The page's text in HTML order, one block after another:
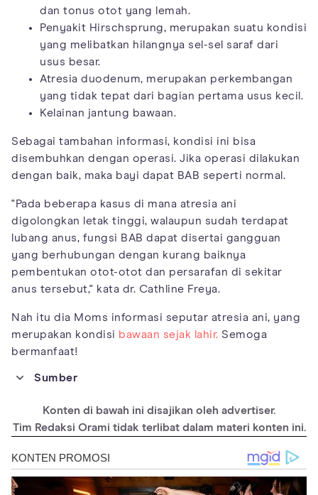
dan tonus otot yang lemah.
Penyakit Hirschsprung, merupakan suatu kondisi
yang melibatkan hilangnya sel-sel saraf dari
usus besar.
Atresia duodenum, merupakan perkembangan
yang tidak tepat dari bagian pertama usus kecil.
Kelainan jantung bawaan.
Sebagai tambahan informasi, kondisi ini bisa
disembuhkan dengan operasi. Jika operasi dilakukan
dengan baik, maka bayi dapat BAB seperti normal.
"Pada beberapa kasus di mana atresia ani
digolongkan letak tinggi, walaupun sudah terdapat
lubang anus, fungsi BAB dapat disertai gangguan
yang berhubungan dengan kurang baiknya
pembentukan otot-otot dan persarafan di sekitar
anus tersebut," kata dr. Cathline Freya.
Nah itu dia Moms informasi seputar atresia ani, yang
merupakan kondisi bawaan sejak lahir. Semoga
bermanfaat!
Sumber
anus#symptoms
https://www.ncbi.nlm.nih.gov/books/NBK549784
/
https://www.hopkinsmedicine.org/health/condit
Konten di bawah ini disajikan oleh advertiser.
Tim Redaksi Orami tidak terlibat dalam materi konten ini.